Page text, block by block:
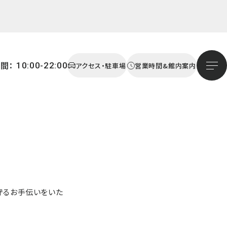
： 10:00-22:00 アクセス・駐車場 営業時間&館内案内
お手伝いをいた